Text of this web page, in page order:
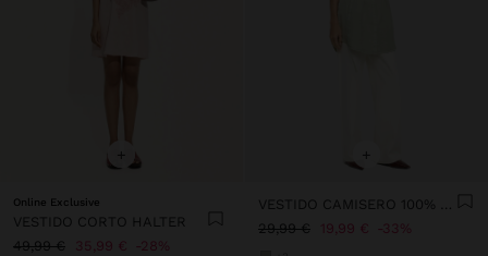
+
Online Exclusive
VESTIDO CORTO HALTER
49,99 €
35,99 € 28%
+
VESTIDO CAMISERO 100% LYOCELL
29,99 €
19,99 € 33%